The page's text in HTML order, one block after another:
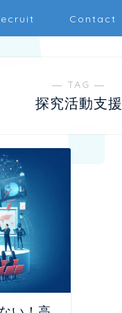
Contact
― TAG ―
探究活動支援